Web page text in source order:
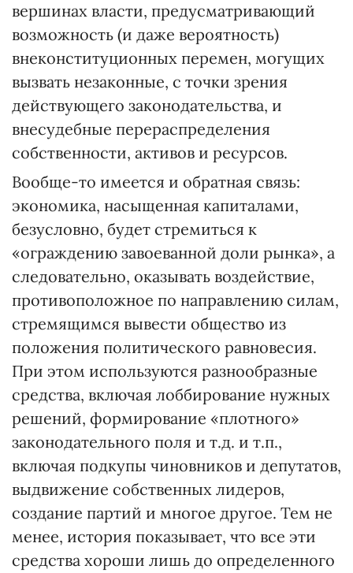
вершинах власти, предусматривающий
возможность (и даже вероятность)
внеконституционных перемен, могущих
вызвать незаконные, с точки зрения
действующего законодательства, и
внесудебные перераспределения
собственности, активов и ресурсов.
Вообще-то имеется и обратная связь:
экономика, насыщенная капиталами,
безусловно, будет стремиться к
«ограждению завоеванной доли рынка», а
следовательно, оказывать воздействие,
противоположное по направлению силам,
стремящимся вывести общество из
положения политического равновесия.
При этом используются разнообразные
средства, включая лоббирование нужных
решений, формирование «плотного»
законодательного поля и т.д. и т.п.,
включая подкупы чиновников и депутатов,
выдвижение собственных лидеров,
создание партий и многое другое. Тем не
менее, история показывает, что все эти
средства хороши лишь до определенного